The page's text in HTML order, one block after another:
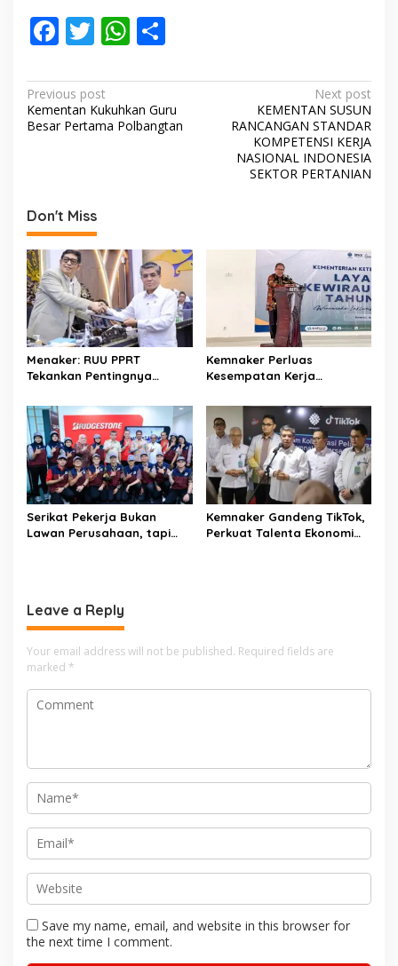
F
ac
e
b
o
k
T
w
itt
er
W
h
at
s
A
ar
e
P
o
a
v
i
g
a
t
i
n
Previous post
Kementan Kukuhkan Guru
Besar Pertama Polbangtan
Next post
KEMENTAN SUSUN
RANCANGAN STANDAR
KOMPETENSI KERJA
NASIONAL INDONESIA
SEKTOR PERTANIAN
Don't Miss
Menaker: RUU PPRT
Tekankan Pentingnya
Tangga
Kemnaker Perluas
Kesempatan Kerja
Wirausaha
Serikat Pekerja Bukan
Lawan Perusahaan, tapi
Kemnaker Gandeng TikTok,
Perkuat Talenta Ekonomi
Leave a Reply
Your email address will not be published. Required fields are
marked *
Save my name, email, and website in this browser for
the next time I comment.